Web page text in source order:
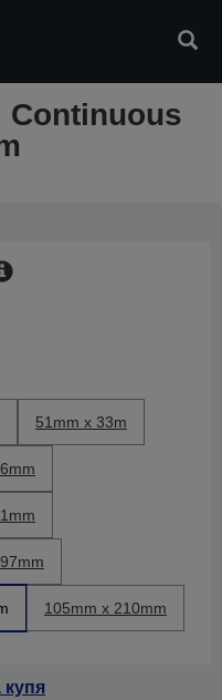
Continuous
51mm x 33m
105mm x 210mm
купя